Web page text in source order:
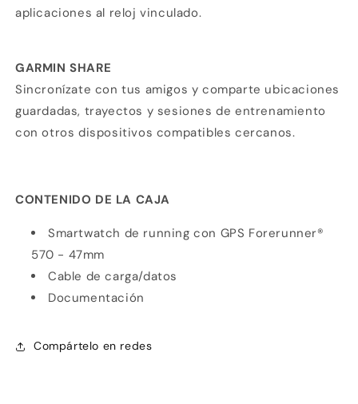
aplicaciones al reloj vinculado.
GARMIN SHARE
Sincronízate con tus amigos y comparte ubicaciones
guardadas, trayectos y sesiones de entrenamiento
con otros dispositivos compatibles cercanos.
CONTENIDO DE LA CAJA
Smartwatch de running con GPS Forerunner®
570 - 47mm
Cable de carga/datos
Documentación
Compártelo en redes